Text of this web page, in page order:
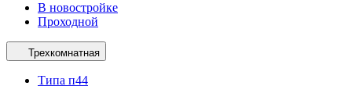
В новостройке
Проходной
Трехкомнатная
Типа п44